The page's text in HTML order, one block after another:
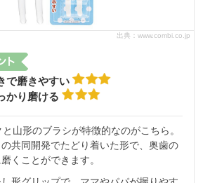
出典：www.combi.co.jp
で磨きやすい
かり磨ける
山形のブラシが特徴的なのがこちら。
共同開発でたどり着いた形で、奥歯の
くことができます。